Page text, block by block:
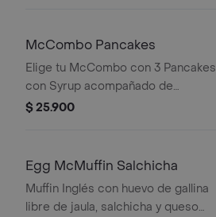
Certificación Rainforest Alliance.
McCombo Pancakes
Elige tu McCombo con 3 Pancakes
con Syrup acompañado de
HashBrown y café mediano 100%
$ 25.900
Egg McMuffin Salchicha
Muffin Inglés con huevo de gallina
libre de jaula, salchicha y queso